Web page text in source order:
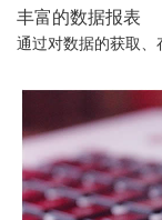
丰富的数据报表
通过对数据的获取、